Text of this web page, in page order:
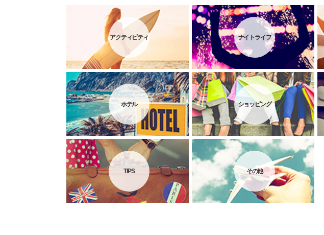
アクティビティ ナイトライフ
ホテル ショッピング
TIPS その他